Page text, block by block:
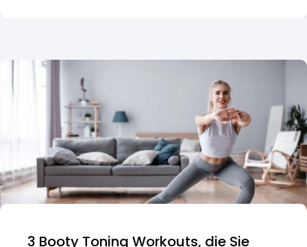
3 Booty Toning Workouts, die Sie